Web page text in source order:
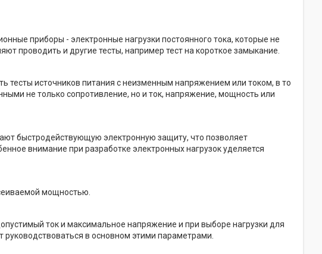
приборы - электронные нагрузки постоянного тока, которые не
проводить и другие тесты, например тест на короткое замыкание.
тесты источников питания с неизменным напряжением или током, в то
не только сопротивление, но и ток, напряжение, мощность или
быстродействующую электронную защиту, что позволяет
внимание при разработке электронных нагрузок уделяется
мощностью.
ток и максимальное напряжение и при выборе нагрузки для
в основном этими параметрами.